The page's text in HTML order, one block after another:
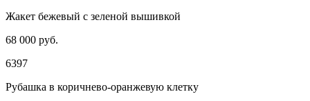
Жакет бежевый с зеленой вышивкой
68 000 руб.
6397
Рубашка в коричнево-оранжевую клетку